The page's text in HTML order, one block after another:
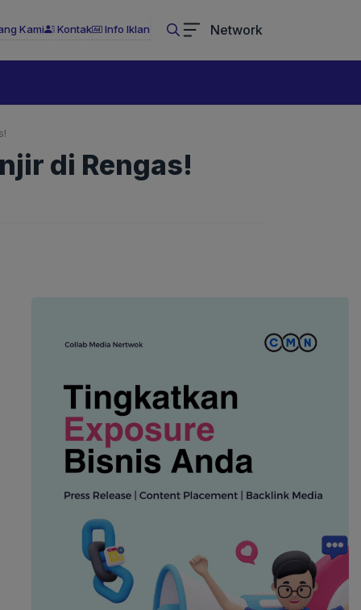
Kami Kontak Info Iklan Network
di Rengas!